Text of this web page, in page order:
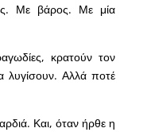
Με βάρος. Με μία
κρατούν τον
λυγίσουν. Αλλά ποτέ
Και, όταν ήρθε η